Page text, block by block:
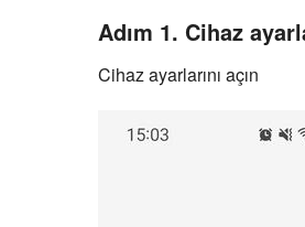
Adım 1. Cihaz
Cihaz ayarlarını açın